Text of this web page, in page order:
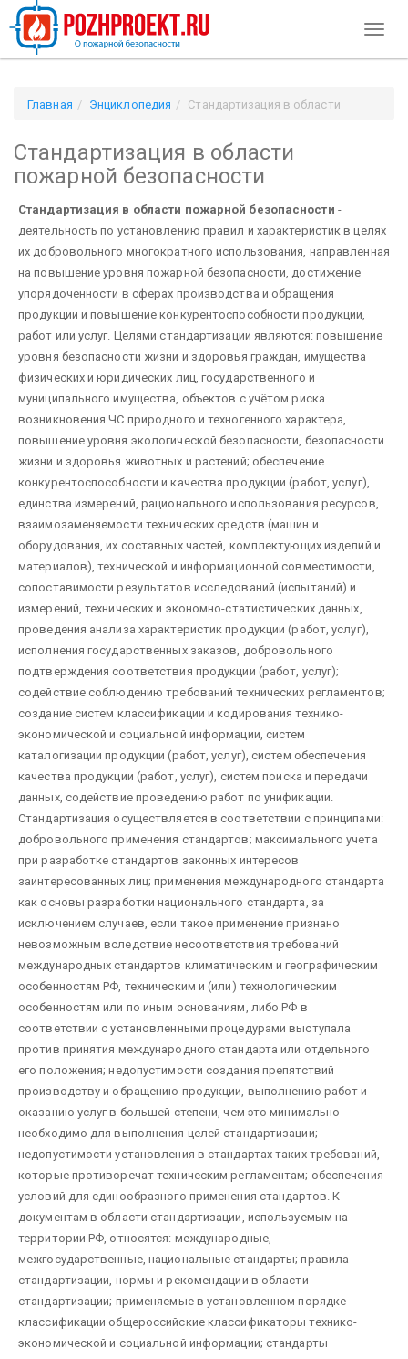
Главная Энциклопедия
Стандартизация в области
Стандартизация в области
пожарной безопасности
Стандартизация в области пожарной безопасности -
деятельность по установлению правил и характеристик в целях
их добровольного многократного использования, направленная
на повышение уровня пожарной безопасности, достижение
упорядоченности в сферах производства и обращения
продукции и повышение конкурентоспособности продукции,
работ или услуг. Целями стандартизации являются: повышение
уровня безопасности жизни и здоровья граждан, имущества
физических и юридических лиц, государственного и
муниципального имущества, объектов с учётом риска
возникновения ЧС природного и техногенного характера,
повышение уровня экологической безопасности, безопасности
жизни и здоровья животных и растений; обеспечение
конкурентоспособности и качества продукции (работ, услуг),
единства измерений, рационального использования ресурсов,
взаимозаменяемости технических средств (машин и
оборудования, их составных частей, комплектующих изделий и
материалов), технической и информационной совместимости,
сопоставимости результатов исследований (испытаний) и
измерений, технических и экономно-статистических данных,
проведения анализа характеристик продукции (работ, услуг),
исполнения государственных заказов, добровольного
подтверждения соответствия продукции (работ, услуг);
содействие соблюдению требований технических регламентов;
создание систем классификации и кодирования технико-
экономической и социальной информации, систем
каталогизации продукции (работ, услуг), систем обеспечения
качества продукции (работ, услуг), систем поиска и передачи
данных, содействие проведению работ по унификации.
Стандартизация осуществляется в соответствии с принципами:
добровольного применения стандартов; максимального учета
при разработке стандартов законных интересов
заинтересованных лиц; применения международного стандарта
как основы разработки национального стандарта, за
исключением случаев, если такое применение признано
невозможным вследствие несоответствия требований
международных стандартов климатическим и географическим
особенностям РФ, техническим и (или) технологическим
особенностям или по иным основаниям, либо РФ в
соответствии с установленными процедурами выступала
против принятия международного стандарта или отдельного
его положения; недопустимости создания препятствий
производству и обращению продукции, выполнению работ и
оказанию услуг в большей степени, чем это минимально
необходимо для выполнения целей стандартизации;
недопустимости установления в стандартах таких требований,
которые противоречат техническим регламентам; обеспечения
условий для единообразного применения стандартов. К
документам в области стандартизации, используемым на
территории РФ, относятся: международные,
межгосударственные, национальные стандарты; правила
стандартизации, нормы и рекомендации в области
стандартизации; применяемые в установленном порядке
классификации общероссийские классификаторы технико-
экономической и социальной информации; стандарты